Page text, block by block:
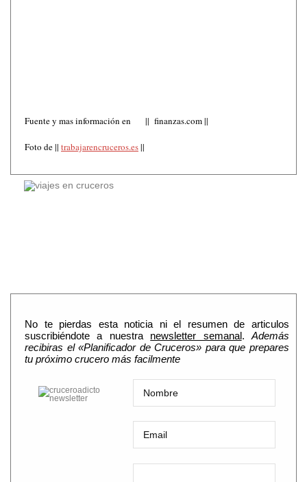
Fuente y mas información en || finanzas.com ||
Foto de || trabajarencruceros.es||
No te pierdas esta noticia ni el resumen de articulos
suscribiéndote a nuestra newsletter semanal.Además
recibiras el «Planificador de Cruceros» para que prepares
tu próximo crucero más facilmente